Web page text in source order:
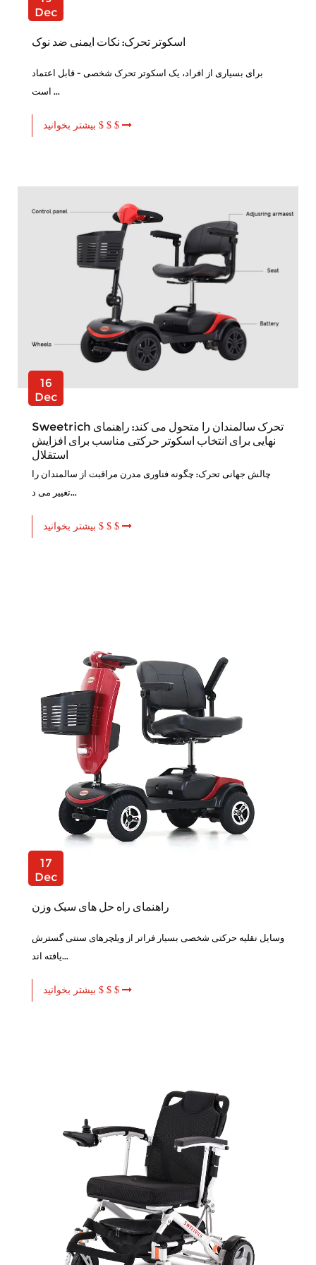
Dec
اسکوتر تحرک: نکات ایمنی ضد نوک
برای بسیاری از افراد، یک اسکوتر تحرک شخصی - قابل اعتماد
است ...
بیشتر بخوانید $ $ $
16
Dec
Sweetrich تحرک سالمندان را متحول می کند: راهنمای
نهایی برای انتخاب اسکوتر حرکتی مناسب برای افزایش
استقلال
چالش جهانی تحرک: چگونه فناوری مدرن مراقبت از سالمندان را
تغییر می د...
بیشتر بخوانید $ $ $
17
Dec
راهنمای راه حل های سبک وزن
وسایل نقلیه حرکتی شخصی بسیار فراتر از ویلچرهای سنتی گسترش
یافته اند...
بیشتر بخوانید $ $ $